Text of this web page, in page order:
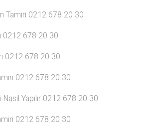
Tamiri 0212 678 20 30
0212 678 20 30
0212 678 20 30
0212 678 20 30
Yapılır 0212 678 20 30
0212 678 20 30